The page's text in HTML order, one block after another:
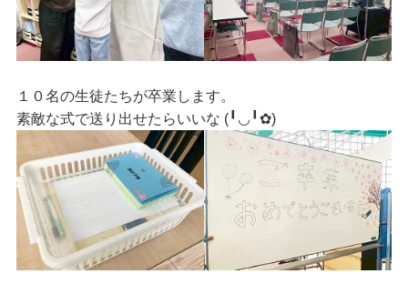
１０名の生徒たちが卒業します。
素敵な式で送り出せたらいいな (╹◡╹✿)